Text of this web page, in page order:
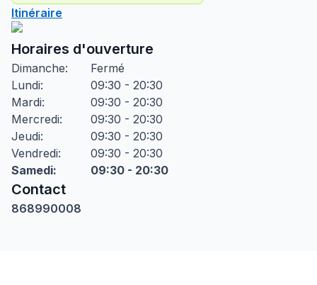
Itinéraire
Horaires d'ouverture
Dimanche:
Fermé
Lundi:
09:30 - 20:30
Mardi:
09:30 - 20:30
Mercredi:
09:30 - 20:30
Jeudi:
09:30 - 20:30
Vendredi:
09:30 - 20:30
Samedi: 09:30 - 20:30
Contact
868990008